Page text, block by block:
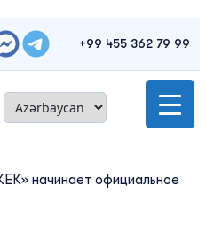
+99 455 362 79 99
начинает официальное